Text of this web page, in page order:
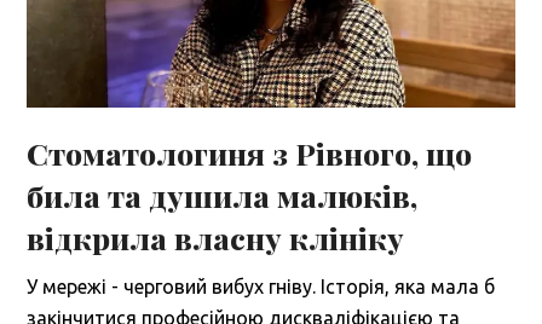
Стоматологиня з Рівного, що
била та душила малюків,
відкрила власну клініку
У мережі - черговий вибух гніву. Історія, яка мала б
закінчитися професійною дискваліфікацією та